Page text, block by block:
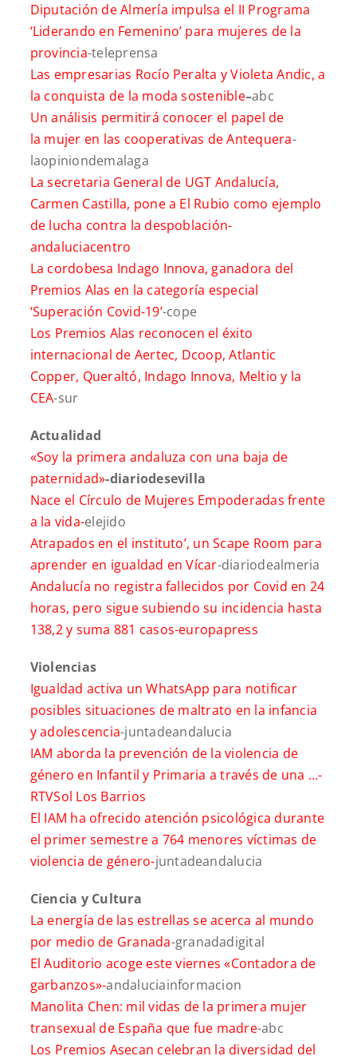
Diputación de Almería impulsa el II Programa
‘Liderando en Femenino’ para mujeres de la
provincia-teleprensa
Las empresarias Rocío Peralta y Violeta Andic, a
la conquista de la moda sostenible–abc
Un análisis permitirá conocer el papel de
la mujer en las cooperativas de Antequera-
laopiniondemalaga
La secretaria General de UGT Andalucía,
Carmen Castilla, pone a El Rubio como ejemplo
de lucha contra la despoblación-
andaluciacentro
La cordobesa Indago Innova, ganadora del
Premios Alas en la categoría especial
‘Superación Covid-19’-cope
Los Premios Alas reconocen el éxito
internacional de Aertec, Dcoop, Atlantic
Copper, Queraltó, Indago Innova, Meltio y la
CEA-sur
Actualidad
«Soy la primera andaluza con una baja de
paternidad»-diariodesevilla
Nace el Círculo de Mujeres Empoderadas frente
a la vida-elejido
Atrapados en el instituto’, un Scape Room para
aprender en igualdad en Vícar-diariodealmeria
Andalucía no registra fallecidos por Covid en 24
horas, pero sigue subiendo su incidencia hasta
138,2 y suma 881 casos-europapress
Violencias
Igualdad activa un WhatsApp para notificar
posibles situaciones de maltrato en la infancia
y adolescencia-juntadeandalucia
IAM aborda la prevención de la violencia de
género en Infantil y Primaria a través de una …-
RTVSol Los Barrios
El IAM ha ofrecido atención psicológica durante
el primer semestre a 764 menores víctimas de
violencia de género-juntadeandalucia
Ciencia y Cultura
La energía de las estrellas se acerca al mundo
por medio de Granada-granadadigital
El Auditorio acoge este viernes «Contadora de
garbanzos»-andaluciainformacion
Manolita Chen: mil vidas de la primera mujer
transexual de España que fue madre-abc
Los Premios Asecan celebran la diversidad del